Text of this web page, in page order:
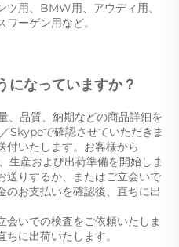
ツ用、BMW用、アウディ用、
ワーゲン用など。
になっていますか？
、品質、納期などの商品詳細を
で確認させていただきま
付いたします。お客様から
生産および出荷準備を開始しま
送りするか、またはご立会いで
のお支払いを確認後、直ちに出
いでの検査をご依頼いたしま
に出荷いたします。